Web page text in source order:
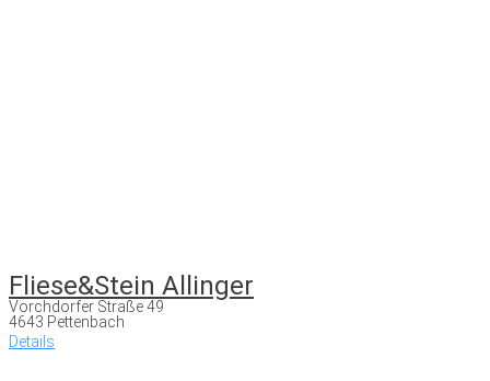
Fliese&Stein Allinger
Vorchdorfer Straße 49
4643 Pettenbach
Details